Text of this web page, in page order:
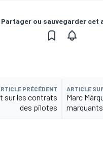
Partager ou sauvegarder cet
PRÉCÉDENT
sur les contrats
des pilotes
ARTICLE
Marc
marquants